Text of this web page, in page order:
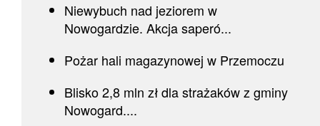
Niewybuch nad jeziorem w
Nowogardzie. Akcja saperó...
Pożar hali magazynowej w Przemoczu
Blisko 2,8 mln zł dla strażaków z gminy
Nowogard....